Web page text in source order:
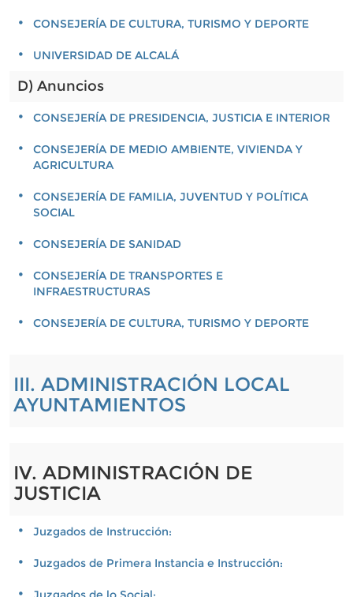
CONSEJERÍA DE CULTURA, TURISMO Y DEPORTE
UNIVERSIDAD DE ALCALÁ
D) Anuncios
CONSEJERÍA DE PRESIDENCIA, JUSTICIA E INTERIOR
CONSEJERÍA DE MEDIO AMBIENTE, VIVIENDA Y
AGRICULTURA
CONSEJERÍA DE FAMILIA, JUVENTUD Y POLÍTICA
SOCIAL
CONSEJERÍA DE SANIDAD
CONSEJERÍA DE TRANSPORTES E
INFRAESTRUCTURAS
CONSEJERÍA DE CULTURA, TURISMO Y DEPORTE
III. ADMINISTRACIÓN LOCAL
AYUNTAMIENTOS
IV. ADMINISTRACIÓN DE
JUSTICIA
Juzgados de Instrucción:
Juzgados de Primera Instancia e Instrucción: